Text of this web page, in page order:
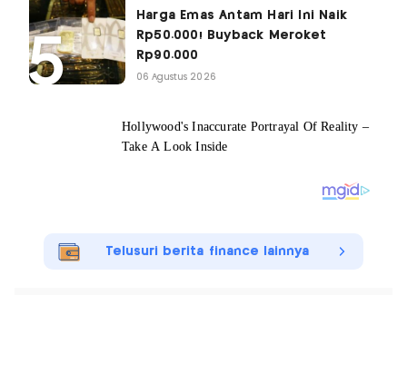
Harga Emas Antam Hari Ini Naik
Rp50.000! Buyback Meroket
Rp90.000
06 Agustus 2026
Telusuri berita finance lainnya